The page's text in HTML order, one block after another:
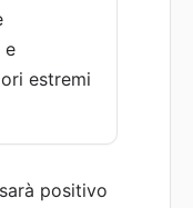
e
estremi
positivo